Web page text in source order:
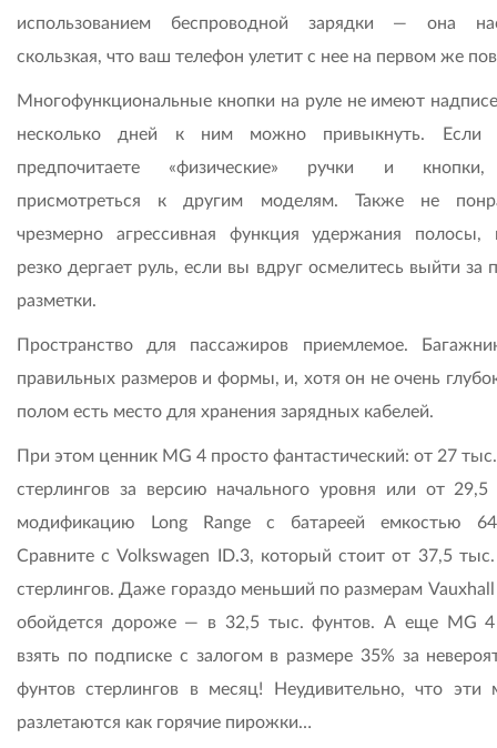
использованием беспроводной зарядки — она
скользкая, что ваш телефон улетит с нее на первом же
Многофункциональные кнопки на руле не имеют
несколько дней к ним можно привыкнуть.
предпочитаете «физические» ручки и
присмотреться к другим моделям. Также не
чрезмерно агрессивная функция удержания полосы,
резко дергает руль, если вы вдруг осмелитесь выйти за
разметки.
Пространство для пассажиров приемлемое.
правильных размеров и формы, и, хотя он не очень
полом есть место для хранения зарядных кабелей.
При этом ценник MG 4 просто фантастический: от 27
стерлингов за версию начального уровня или от
модификацию Long Range с батареей емкостью 64
Сравните с Volkswagen ID.3, который стоит от 37,5
стерлингов. Даже гораздо меньший по размерам Vauxhall
обойдется дороже — в 32,5 тыс. фунтов. А еще MG
взять по подписке с залогом в размере 35% за
фунтов стерлингов в месяц! Неудивительно, что эти
разлетаются как горячие пирожки…